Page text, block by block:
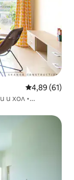
Средна
4,89 (61)
и хол •